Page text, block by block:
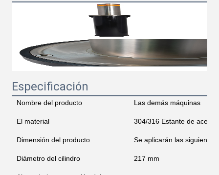
Especificación
Nombre del producto Las demás máquinas
El material 304/316 Estante de acero
Dimensión del producto Se aplicarán las siguientes
Diámetro del cilindro 217 mm